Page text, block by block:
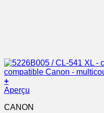
+
Aperçu
CANON